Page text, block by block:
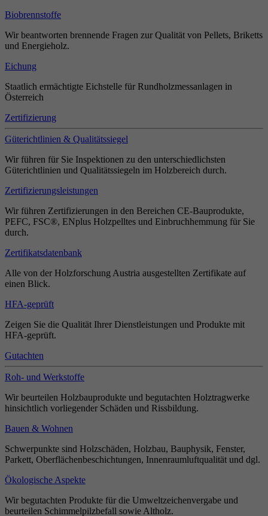
Biobrennstoffe
Wir beantworten brennende Fragen zur Qualität von Pellets, Briketts
und Energieholz.
Eichung
Staatlich ermächtigte Eichstelle für Rundholzmessanlagen in
Österreich
Zertifizierung
Güterichtlinien & Qualitätssiegel
Wir führen für Sie Inspektionen zu den unterschiedlichsten
Güterichtlinien und Qualitätssiegeln im Holzbereich durch.
Zertifizierungsleistungen
Wir führen Zertifizierungen in den Bereichen CE-Bauprodukte,
PEFC, FSC®, ENplus Holzpelltes und Einbruchhemmung für Sie
durch.
Zertifikatsdatenbank
Alle von der Holzforschung Austria ausgestellten Zertifikate auf
einen Blick.
HFA-geprüft
Zeigen Sie die Qualität Ihrer Dienstleistungen und Produkte mit
HFA-geprüft.
Gutachten
Roh- und Werkstoffe
Wir beurteilen Holzbauprodukte und begutachten Holztragwerke
hinsichtlich vorliegender Schäden und Rissbildung.
Bauen & Wohnen
Schwerpunkte sind Holzschäden, Holzbau, Bauphysik, Fenster,
Parkett, Oberflächenbeschichtungen, Innenraumluftqualität und dgl.
Ökologische Aspekte
Wir begutachten Produkte für die Umweltzeichenvergabe und
beurteilen Schimmelpilzbefall sowie Altholz.